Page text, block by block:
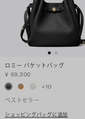
ロミー バケットバッグ
¥ 69,300
+10
ベストセラー
ショッピングバッグに追加